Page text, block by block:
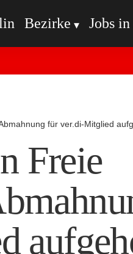
Bezirke Jobs
für ver.di-Mitglied
Freie